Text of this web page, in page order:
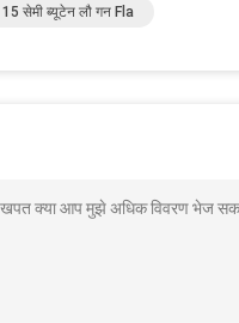
15 सेमी ब्यूटेन लौ गन Fla
क्या आप मुझे अधिक विवरण भेज